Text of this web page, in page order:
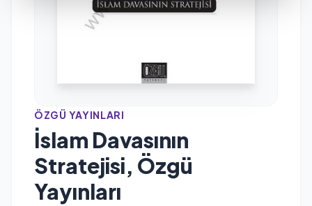
ÖZGÜ YAYINLARI
İslam Davasının
Stratejisi, Özgü
Yayınları